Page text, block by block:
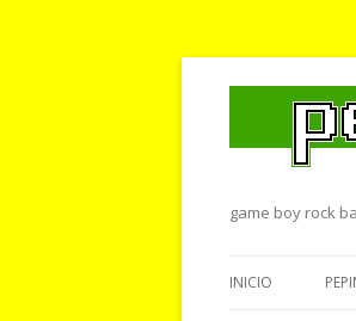
game boy rock
INICIO